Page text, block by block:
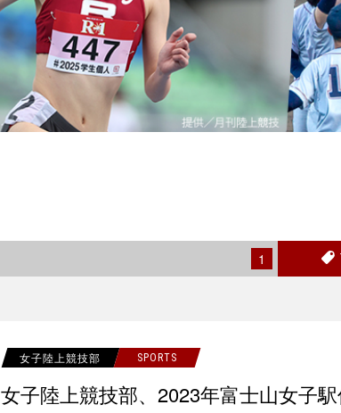
1
女子陸上競技部 SPORTS
女子陸上競技部、2023年富士山女子